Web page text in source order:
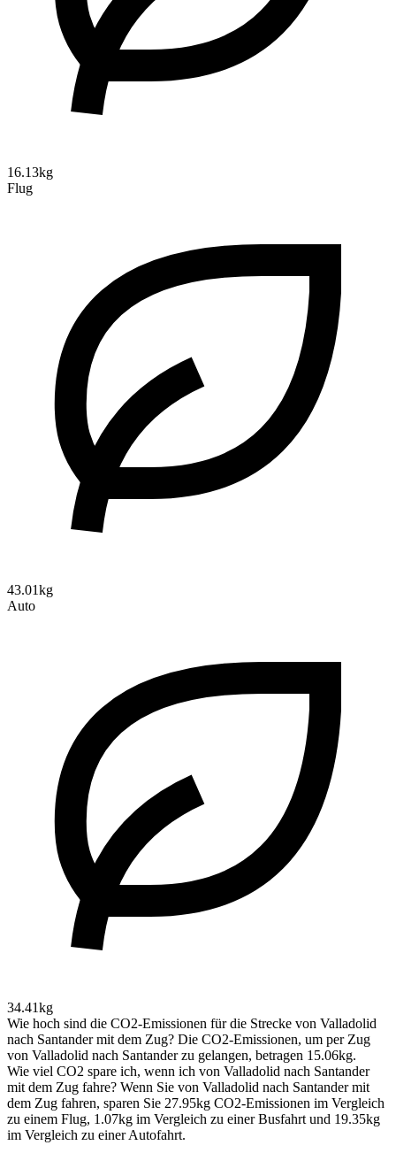
16.13kg
Flug
43.01kg
Auto
34.41kg
Wie hoch sind die CO2-Emissionen für die Strecke von Valladolid
nach Santander mit dem Zug? Die CO2-Emissionen, um per Zug
von Valladolid nach Santander zu gelangen, betragen 15.06kg.
Wie viel CO2 spare ich, wenn ich von Valladolid nach Santander
mit dem Zug fahre? Wenn Sie von Valladolid nach Santander mit
dem Zug fahren, sparen Sie 27.95kg CO2-Emissionen im Vergleich
zu einem Flug, 1.07kg im Vergleich zu einer Busfahrt und 19.35kg
im Vergleich zu einer Autofahrt.